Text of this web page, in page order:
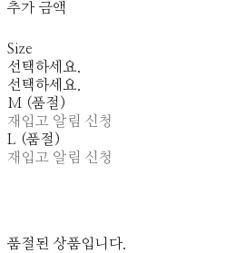
추가 금액
Size
선택하세요.
선택하세요.
M (품절)
재입고 알림 신청
L (품절)
재입고 알림 신청
품절된 상품입니다.